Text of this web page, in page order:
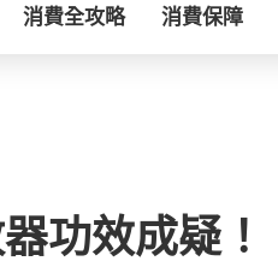
消費全攻略 消費保障
功效成疑！